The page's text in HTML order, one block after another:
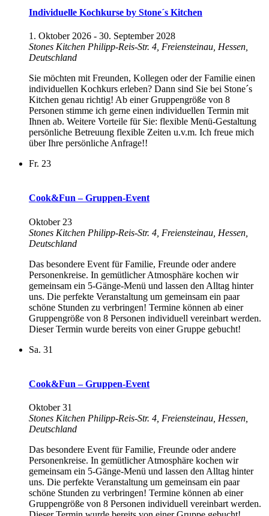
Individuelle Kochkurse by Stone´s Kitchen
1. Oktober 2026 - 30. September 2028
Stones Kitchen Philipp-Reis-Str. 4, Freiensteinau, Hessen,
Deutschland
Sie möchten mit Freunden, Kollegen oder der Familie einen
individuellen Kochkurs erleben? Dann sind Sie bei Stone´s
Kitchen genau richtig! Ab einer Gruppengröße von 8
Personen stimme ich gerne einen individuellen Termin mit
Ihnen ab. Weitere Vorteile für Sie: flexible Menü-Gestaltung
persönliche Betreuung flexible Zeiten u.v.m. Ich freue mich
über Ihre persönliche Anfrage!!
Fr. 23
Cook&Fun – Gruppen-Event
Oktober 23
Stones Kitchen Philipp-Reis-Str. 4, Freiensteinau, Hessen,
Deutschland
Das besondere Event für Familie, Freunde oder andere
Personenkreise. In gemütlicher Atmosphäre kochen wir
gemeinsam ein 5-Gänge-Menü und lassen den Alltag hinter
uns. Die perfekte Veranstaltung um gemeinsam ein paar
schöne Stunden zu verbringen! Termine können ab einer
Gruppengröße von 8 Personen individuell vereinbart werden.
Dieser Termin wurde bereits von einer Gruppe gebucht!
Sa. 31
Cook&Fun – Gruppen-Event
Oktober 31
Stones Kitchen Philipp-Reis-Str. 4, Freiensteinau, Hessen,
Deutschland
Das besondere Event für Familie, Freunde oder andere
Personenkreise. In gemütlicher Atmosphäre kochen wir
gemeinsam ein 5-Gänge-Menü und lassen den Alltag hinter
uns. Die perfekte Veranstaltung um gemeinsam ein paar
schöne Stunden zu verbringen! Termine können ab einer
Gruppengröße von 8 Personen individuell vereinbart werden.